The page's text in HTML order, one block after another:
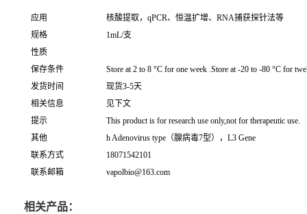
应用
核酸提取，qPCR、恒温扩增、RNA捕获探针法等
规格
1mL/支
性质
保存条件
Store at 2 to 8 °C for one week .Store at -20 to -80 °C for
发货时间
现货3-5天
相关信息
见下文
提示
This product is for research use only,not for therapeutic use.
其他
h Adenovirus type（腺病毒7型），L3 Gene
联系方式
18071542101
联系邮箱
vapolbio@163.com
相关产品：